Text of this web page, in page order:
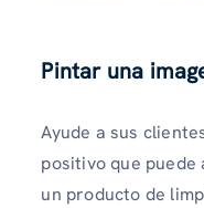
Pintar una
Ayude a sus
positivo que
un producto de